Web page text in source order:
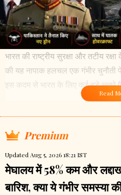
भारत की राष्ट्रीय सुरक्षा और तटीय
की यह नापाक हलचल एक गंभीर चुनौती
इस कदम से भारत के लिए कई बड़े खतरे
Read
Premium
Updated Aug 5, 2026 18:21 IST
मेघालय में 58% कम और
बारिश, क्या ये गंभीर